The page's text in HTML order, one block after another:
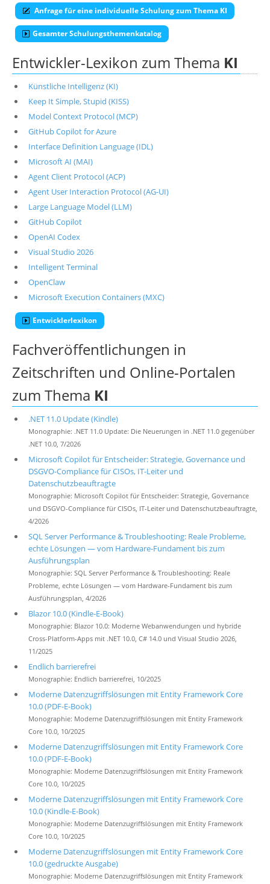
Anfrage für eine individuelle Schulung zum Thema KI
Gesamter Schulungsthemenkatalog
Entwickler-Lexikon zum Thema KI
Künstliche Intelligenz (KI)
Keep It Simple, Stupid (KISS)
Model Context Protocol (MCP)
GitHub Copilot for Azure
Interface Definition Language (IDL)
Microsoft AI (MAI)
Agent Client Protocol (ACP)
Agent User Interaction Protocol (AG-UI)
Large Language Model (LLM)
GitHub Copilot
OpenAI Codex
Visual Studio 2026
Intelligent Terminal
OpenClaw
Microsoft Execution Containers (MXC)
Entwicklerlexikon
Fachveröffentlichungen in
Zeitschriften und Online-Portalen
zum Thema KI
.NET 11.0 Update (Kindle)
Monographie: .NET 11.0 Update: Die Neuerungen in .NET 11.0 gegenüber
.NET 10.0, 7/2026
Microsoft Copilot für Entscheider: Strategie, Governance und
DSGVO-Compliance für CISOs, IT-Leiter und
Datenschutzbeauftragte
Monographie: Microsoft Copilot für Entscheider: Strategie, Governance
und DSGVO-Compliance für CISOs, IT-Leiter und Datenschutzbeauftragte,
4/2026
SQL Server Performance & Troubleshooting: Reale Probleme,
echte Lösungen — vom Hardware-Fundament bis zum
Ausführungsplan
Monographie: SQL Server Performance & Troubleshooting: Reale
Probleme, echte Lösungen — vom Hardware-Fundament bis zum
Ausführungsplan, 4/2026
Blazor 10.0 (Kindle-E-Book)
Monographie: Blazor 10.0: Moderne Webanwendungen und hybride
Cross-Platform-Apps mit .NET 10.0, C# 14.0 und Visual Studio 2026,
11/2025
Endlich barrierefrei
Monographie: Endlich barrierefrei, 10/2025
Moderne Datenzugriffslösungen mit Entity Framework Core
10.0 (PDF-E-Book)
Monographie: Moderne Datenzugriffslösungen mit Entity Framework
Core 10.0, 10/2025
Moderne Datenzugriffslösungen mit Entity Framework Core
10.0 (PDF-E-Book)
Monographie: Moderne Datenzugriffslösungen mit Entity Framework
Core 10.0, 10/2025
Moderne Datenzugriffslösungen mit Entity Framework Core
10.0 (Kindle-E-Book)
Monographie: Moderne Datenzugriffslösungen mit Entity Framework
Core 10.0, 10/2025
Moderne Datenzugriffslösungen mit Entity Framework Core
10.0 (gedruckte Ausgabe)
Monographie: Moderne Datenzugriffslösungen mit Entity Framework